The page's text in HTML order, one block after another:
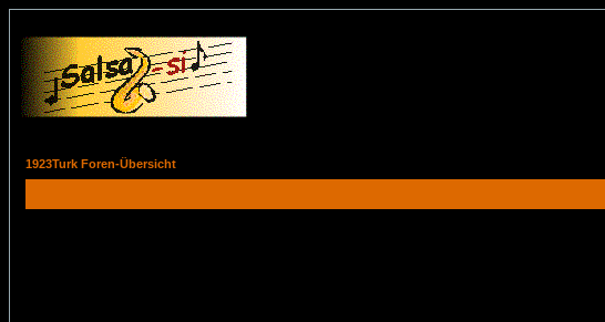
1923Turk Foren-Übersicht